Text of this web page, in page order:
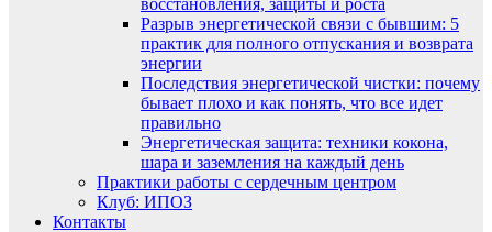
восстановления, защиты и роста
Разрыв энергетической связи с бывшим: 5
практик для полного отпускания и возврата
энергии
Последствия энергетической чистки: почему
бывает плохо и как понять, что все идет
правильно
Энергетическая защита: техники кокона,
шара и заземления на каждый день
Практики работы с сердечным центром
Клуб: ИПОЗ
Контакты